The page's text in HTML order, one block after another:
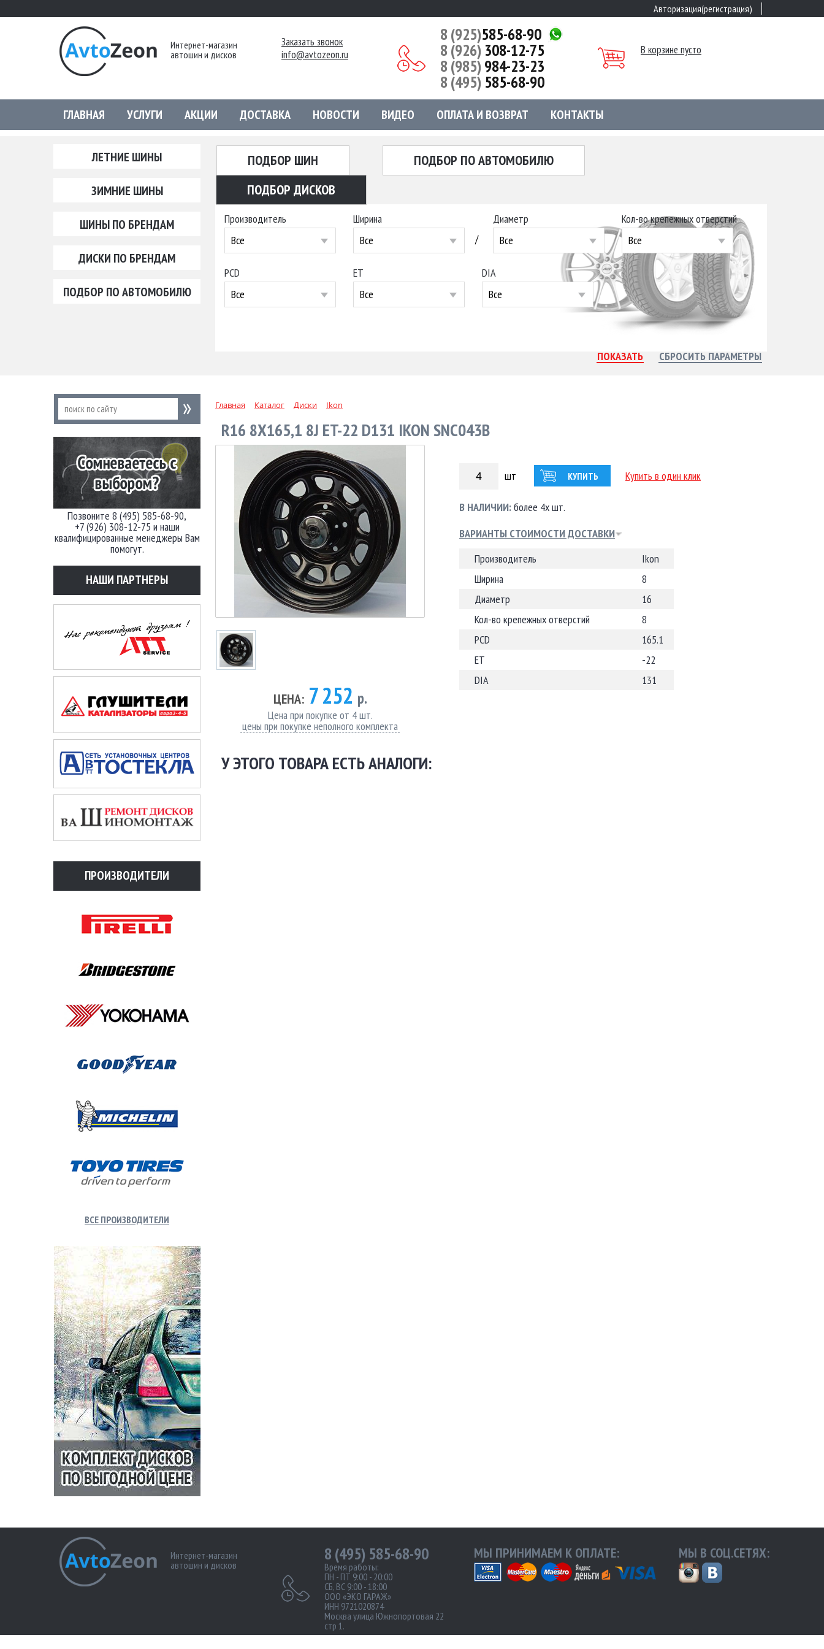
Авторизация(регистрация)
Интернет-магазин
автошин и дисков
Заказать звонок
info@avtozeon.ru
8 (925)585-68-90
8 (926) 308-12-75
8 (985)984-23-23
8 (495) 585-68-90
В корзине пусто
ГЛАВНАЯ УСЛУГИ АКЦИИ ДОСТАВКА НОВОСТИ ВИДЕО ОПЛАТА И ВОЗВРАТ КОНТАКТЫ
ЛЕТНИЕ ШИНЫ
ЗИМНИЕ ШИНЫ
ШИНЫ ПО БРЕНДАМ
ДИСКИ ПО БРЕНДАМ
ПОДБОР ПО АВТОМОБИЛЮ
ПОДБОР ШИН
ПОДБОР ПО АВТОМОБИЛЮ
ПОДБОР ДИСКОВ
Производитель
Все
Ширина
Все
/
Диаметр
Все
Кол-во крепежных отверстий
Все
PCD
Все
ET
Все
DIA
Все
Позвоните 8 (495) 585-68-90,
+7 (926) 308-12-75 и наши
квалифицированные менеджеры Вам
помогут.
НАШИ ПАРТНЕРЫ
ПРОИЗВОДИТЕЛИ
ВСЕ ПРОИЗВОДИТЕЛИ
Главная Каталог Диски Ikon
R16 8X165,1 8J ET-22 D131 IKON SNC043B
ЦЕНА:7 252 р.
Цена при покупке от 4 шт.
цены при покупке неполного комплекта
шт КУПИТЬ Купить в один клик
В НАЛИЧИИ:более 4х шт.
ВАРИАНТЫ СТОИМОСТИ ДОСТАВКИ
Производитель
Ikon
Ширина
8
Диаметр
16
Кол-во крепежных отверстий
8
PCD
165.1
ET
-22
DIA
131
У ЭТОГО ТОВАРА ЕСТЬ АНАЛОГИ:
Интернет-магазин
автошин и дисков
8 (495) 585-68-90
Время работы:
ПН - ПТ 9:00 - 20:00
СБ, ВС 9:00 - 18:00
ООО «ЭКО ГАРАЖ»
ИНН 9721020874
Москва улица Южнопортовая 22
стр 1.
МЫ ПРИНИМАЕМ К ОПЛАТЕ: МЫ В СОЦ.СЕТЯХ: